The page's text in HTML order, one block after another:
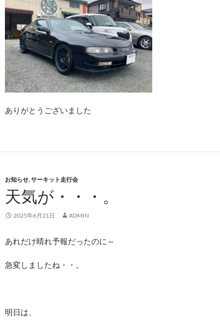
ありがとうございました
お知らせ,サーキット走行会
天気が・・・。
2025年6月21日 ADMIN
あれだけ晴れ予報だったのに～
急変しましたね・・。
明日は、